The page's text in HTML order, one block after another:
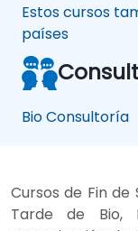
Estos cursos
países
Bio Consultoría
Cursos de Fin
Tarde de Bio,